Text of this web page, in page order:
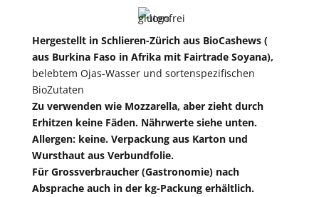
Hergestellt in Schlieren-Zürich aus BioCashews (
aus Burkina Faso in Afrika mit Fairtrade Soyana),
belebtem Ojas-Wasser und sortenspezifischen
BioZutaten
Zu verwenden wie Mozzarella, aber zieht durch
Erhitzen keine Fäden. Nährwerte siehe unten.
Allergen: keine. Verpackung aus Karton und
Wursthaut aus Verbundfolie.
Für Grossverbraucher (Gastronomie) nach
Absprache auch in der kg-Packung erhältlich.